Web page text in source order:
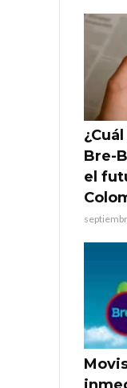
Bre-
el